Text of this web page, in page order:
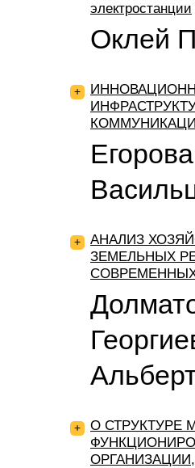
электростанции
Оклей
+
+
АНАЛИЗ
ЗЕМЕЛЬНЫХ
+
О СТРУКТУРЕ